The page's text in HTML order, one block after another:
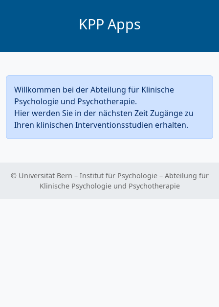
KPP Apps
Willkommen bei der Abteilung für Klinische
Psychologie und Psychotherapie.
Hier werden Sie in der nächsten Zeit Zugänge zu
Ihren klinischen Interventionsstudien erhalten.
© Universität Bern – Institut für Psychologie – Abteilung für
Klinische Psychologie und Psychotherapie